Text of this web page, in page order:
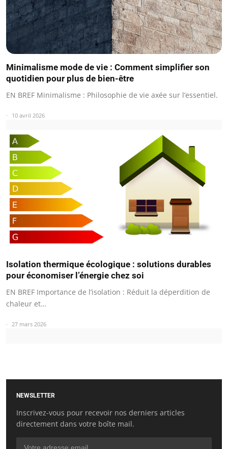
Minimalisme mode de vie : Comment simplifier son
quotidien pour plus de bien-être
EN BREF Minimalisme : Philosophie de vie axée sur l’essentiel.
10 avril 2026
Isolation thermique écologique : solutions durables
pour économiser l’énergie chez soi
EN BREF Importance de l’isolation : Réduit la déperdition de
chaleur et…
27 mars 2026
NEWSLETTER
Inscrivez-vous pour recevoir nos derniers articles
directement dans votre boîte mail.